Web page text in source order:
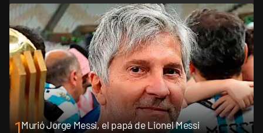
1Murió Jorge Messi, el papá de Lionel Messi